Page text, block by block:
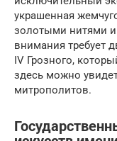
украшенная
золотыми нитями
внимания требует
IV Грозного,
здесь можно
митрополитов.